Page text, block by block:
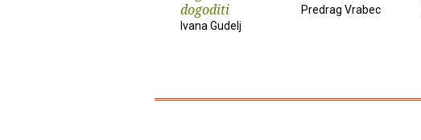
dogoditi
Ivana Gudelj
Predrag Vrabec